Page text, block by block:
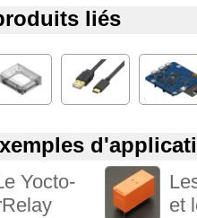
liés
Yocto-
et